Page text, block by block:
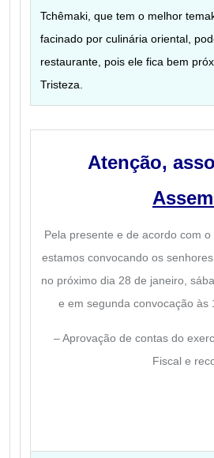
Tchêmaki, que tem o melhor
facinado por culinária oriental,
restaurante, pois ele fica bem
Tristeza.
Atenção,
Pela presente e de acordo com
estamos convocando os
no próximo dia 28 de janeiro,
e em segunda convocação às
– Aprovação de contas do
Fiscal e